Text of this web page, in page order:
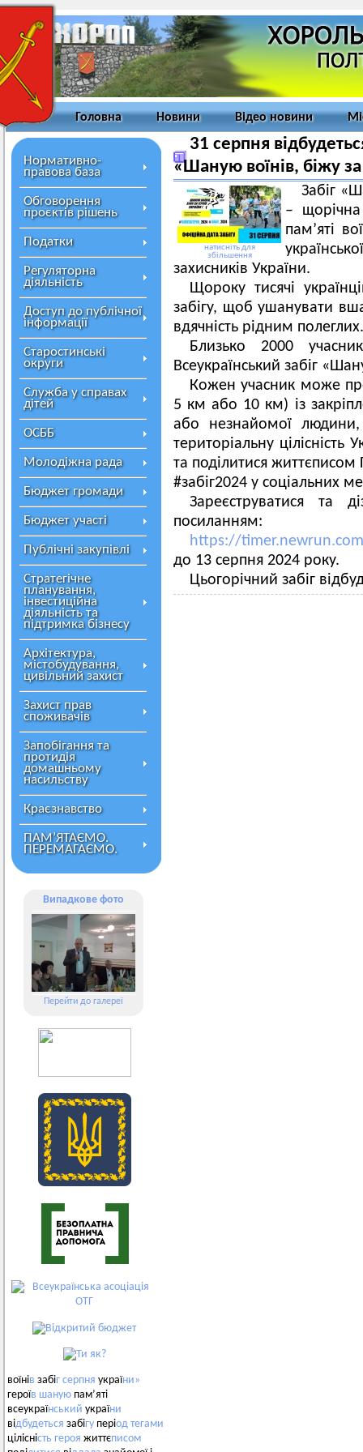
Головна Новини Відео новини
Нормативно-
правова база
Обговорення
проєктів рішень
Податки
Регуляторна
діяльність
Доступ до публічної
інформації
Старостинські
округи
Служба у справах
дітей
ОСББ
Молодіжна рада
Бюджет громади
Бюджет участі
Публічні закупівлі
Стратегічне
планування,
інвестиційна
діяльність та
підтримка бізнесу
Архітектура,
містобудування,
цивільний захист
Захист прав
споживачів
Запобігання та
протидія
домашньому
насильству
Краєзнавство
ПАМ’ЯТАЄМО.
ПЕРЕМАГАЄМО.
Випадкове фото
Перейти до галереї
воїнів забіг серпня україни»
героїв шаную пам’яті
всеукраїнський україни
відбудеться забігу період тегами
цілісність героя життєписом
31 серпня
«Шаную воїнів, біжу за
натисніть для
збільшення
Забіг
– щорічна
пам’яті
захисників України.
Щороку тисячі
забігу, щоб ушанувати
вдячність рідним полеглих.
Близько 2000
Всеукраїнський забіг
Кожен учасник може
5 км або 10 км) із
або незнайомої
територіальну
та поділитися життєписом
#забіг2024 у соціальних
Зареєструватися та
посиланням:
https://
до 13 серпня 2024 року.
Цьогорічний забіг